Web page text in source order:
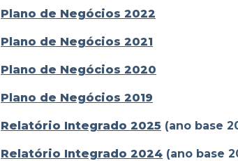
Plano de Negócios 2022
Plano de Negócios 2021
Plano de Negócios 2020
Plano de Negócios 2019
Relatório Integrado 2025 (ano base
Relatório Integrado 2024 (ano base